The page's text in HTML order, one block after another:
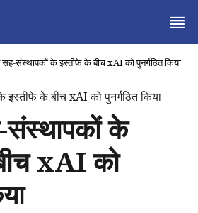
संस्थापकों के इस्तीफे के बीच xAI को पुनर्गठित किया
के
xAI को